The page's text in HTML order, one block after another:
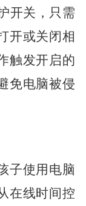
开关，只需
开或关闭相
触发开启的
免电脑被侵
子使用电脑
在线时间控